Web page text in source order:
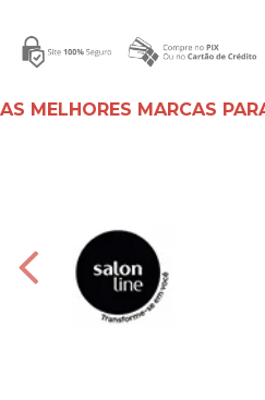
AS MELHORES MARCAS